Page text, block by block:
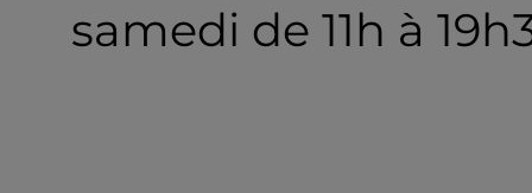
samedi de 11h à